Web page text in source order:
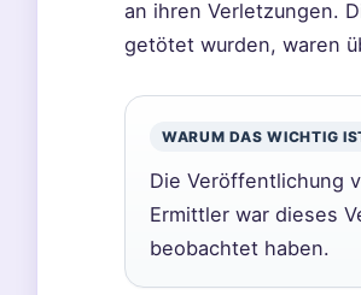
an ihren Verletzungen.
getötet wurden, waren
WARUM DAS WICHTIG
Die Veröffentlichung
Ermittler war dieses
beobachtet haben.